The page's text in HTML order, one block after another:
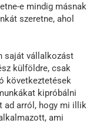
e mindig másnak
szeretne, ahol
saját vállalkozást
külföldre, csak
következtetések
kipróbálni
ad arról, hogy mi illik
ami